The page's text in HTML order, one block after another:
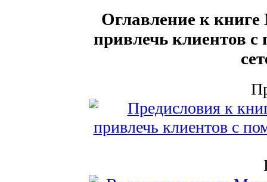
Оглавление к
привлечь клиентов